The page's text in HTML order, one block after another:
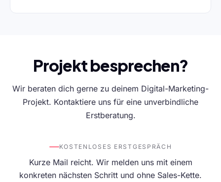
Projekt besprechen?
Wir beraten dich gerne zu deinem Digital-Marketing-
Projekt. Kontaktiere uns für eine unverbindliche
Erstberatung.
KOSTENLOSES ERSTGESPRÄCH
Kurze Mail reicht. Wir melden uns mit einem
konkreten nächsten Schritt und ohne Sales-Kette.